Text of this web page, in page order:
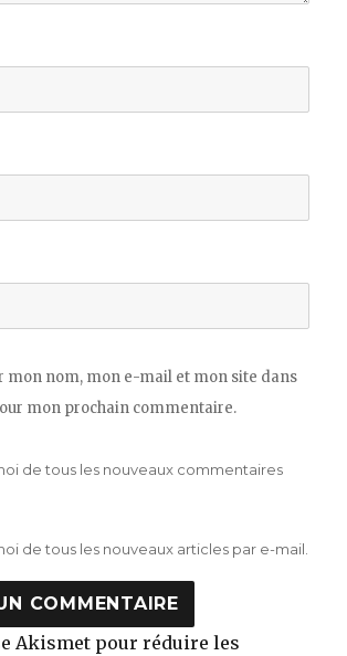
mon nom, mon e-mail et mon site dans
mon prochain commentaire.
de tous les nouveaux commentaires
de tous les nouveaux articles par e-mail.
Akismet pour réduire les